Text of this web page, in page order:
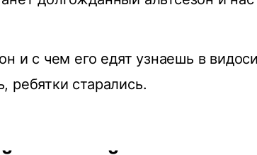
и с чем его едят узнаешь в
ребятки старались.